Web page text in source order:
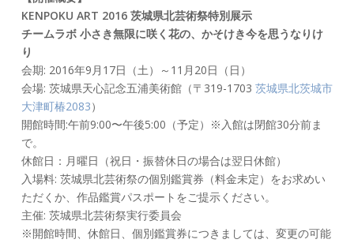
KENPOKU ART 2016 茨城県北芸術祭特別展示
チームラボ 小さき無限に咲く花の、かそけき今を思うなりけ
り
会期: 2016年9月17日（土）～11月20日（日）
会場: 茨城県天心記念五浦美術館（〒319-1703 茨城県北茨城市
大津町椿2083）
開館時間:午前9:00〜午後5:00（予定）※入館は閉館30分前ま
で。
休館日：月曜日（祝日・振替休日の場合は翌日休館）
入場料: 茨城県北芸術祭の個別鑑賞券（料金未定）をお求めい
ただくか、作品鑑賞パスポートをご提示ください。
主催: 茨城県北芸術祭実行委員会
※開館時間、休館日、個別鑑賞券につきましては、変更の可能